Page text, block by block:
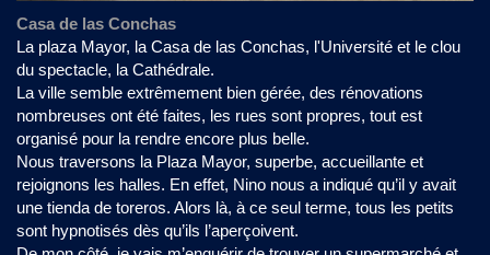
Casa de las Conchas
La plaza Mayor, la Casa de las Conchas, l'Université et le clou
du spectacle, la Cathédrale.
La ville semble extrêmement bien gérée, des rénovations
nombreuses ont été faites, les rues sont propres, tout est
organisé pour la rendre encore plus belle.
Nous traversons la Plaza Mayor, superbe, accueillante et
rejoignons les halles. En effet, Nino nous a indiqué qu’il y avait
une tienda de toreros. Alors là, à ce seul terme, tous les petits
sont hypnotisés dès qu’ils l’aperçoivent.